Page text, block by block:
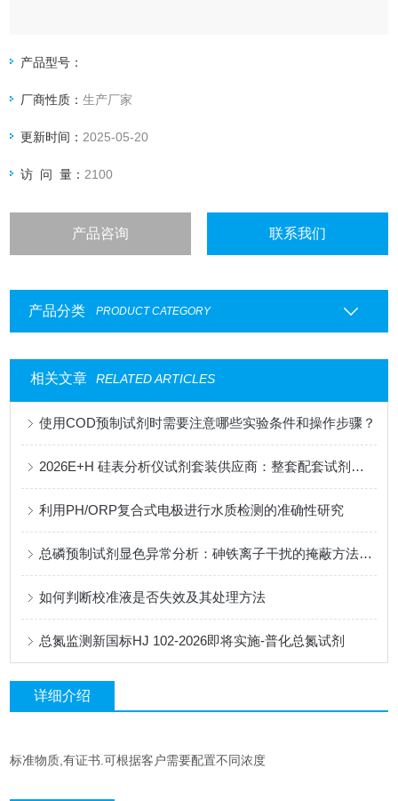
产品型号：
厂商性质：生产厂家
更新时间： 2025-05-20
访 问 量： 2100
产品咨询 联系我们
产品分类 PRODUCT CATEGORY
相关文章 RELATED ARTICLES
使用COD预制试剂时需要注意哪些实验条件和操作步骤？
2026E+H 硅表分析仪试剂套装供应商：整套配套试剂，适配电厂在线监测场景
利用PH/ORP复合式电极进行水质检测的准确性研究
总磷预制试剂显色异常分析：砷铁离子干扰的掩蔽方法与质控样验证
如何判断校准液是否失效及其处理方法
总氮监测新国标HJ 102-2026即将实施-普化总氮试剂
详细介绍
标准物质,有证书.可根据客户需要配置不同浓度